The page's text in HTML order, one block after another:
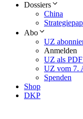
Dossiers
China
Abo
UZ
Anmelden
UZ als
UZ vom 7.
Spenden
Shop
DKP